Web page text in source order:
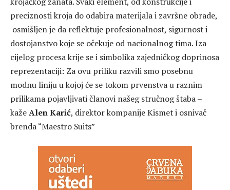
preciznosti kroja do odabira materijala i završne obrade,
osmišljen je da reflektuje profesionalnost, sigurnost i
dostojanstvo koje se očekuje od nacionalnog tima. Iza
cijelog procesa krije se i simbolika zajedničkog doprinosa
reprezentaciji: Za ovu priliku razvili smo posebnu
modnu liniju u kojoj će se tokom prvenstva u raznim
prilikama pojavljivati članovi našeg stručnog štaba –
kažeAlen Karić, direktor kompanije Kismet i osnivač
brenda “Maestro Suits”